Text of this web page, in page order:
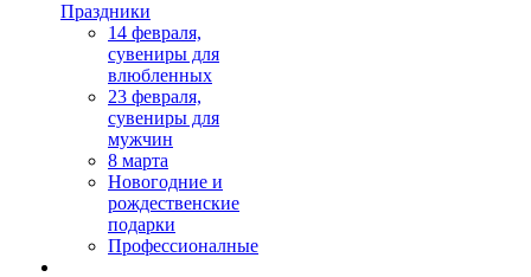
Праздники
14 февраля,
сувениры для
влюбленных
23 февраля,
сувениры для
мужчин
8 марта
Новогодние и
рождественские
подарки
Профессионалные